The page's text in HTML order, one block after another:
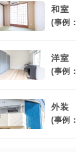
和室
(事例：
洋室
(事例：
外装
(事例：